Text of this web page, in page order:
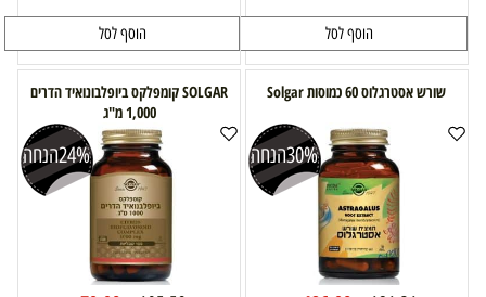
הוסף לסל הוסף לסל
שורש אסטרגלוס 60 כמוסות Solgar
30%הנחה
SOLGAR קומפלקס ביופלבונואיד הדרים
1,000 מ"ג
24%הנחה